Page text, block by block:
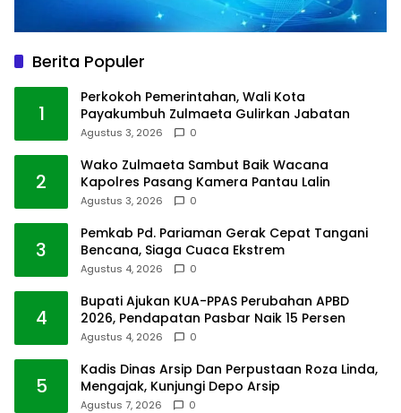
Berita Populer
1
Perkokoh Pemerintahan, Wali Kota
Payakumbuh Zulmaeta Gulirkan Jabatan
Agustus 3, 2026 0
2
Wako Zulmaeta Sambut Baik Wacana
Kapolres Pasang Kamera Pantau Lalin
Agustus 3, 2026 0
3
Pemkab Pd. Pariaman Gerak Cepat Tangani
Bencana, Siaga Cuaca Ekstrem
Agustus 4, 2026 0
4
Bupati Ajukan KUA-PPAS Perubahan APBD
2026, Pendapatan Pasbar Naik 15 Persen
Agustus 4, 2026 0
5
Kadis Dinas Arsip Dan Perpustaan Roza Linda,
Mengajak, Kunjungi Depo Arsip
Agustus 7, 2026 0